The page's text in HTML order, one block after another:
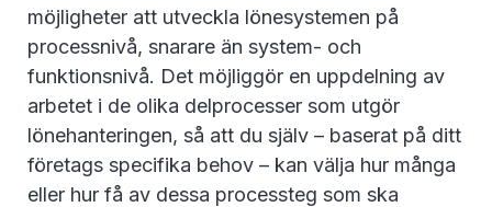
möjligheter att utveckla lönesystemen på
processnivå, snarare än system- och
funktionsnivå. Det möjliggör en uppdelning av
arbetet i de olika delprocesser som utgör
lönehanteringen, så att du själv – baserat på ditt
företags specifika behov – kan välja hur många
eller hur få av dessa processteg som ska